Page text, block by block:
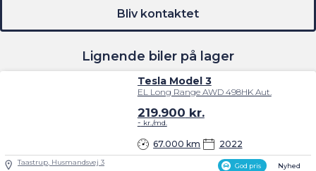
Lignende biler på lager
God pris Nyhed
Tesla Model 3
EL Long Range AWD 498HK Aut.
67.000 km 2022
219.900 kr.
- kr./md.
Taastrup, Husmandsvej 3
Bliv kontaktet